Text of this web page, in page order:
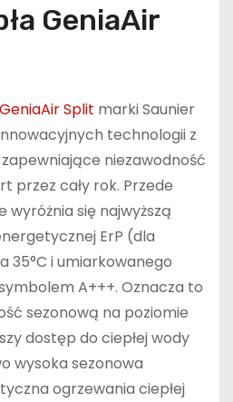
GeniaAir
GeniaAir Split marki Saunier
technologii z
niezawodność
przez cały rok. Przede
wyróżnia się najwyższą
ErP (dla
35°C i umiarkowanego
A+++. Oznacza to
sezonową na poziomie
dostęp do ciepłej wody
wysoka sezonowa
ogrzewania ciepłej